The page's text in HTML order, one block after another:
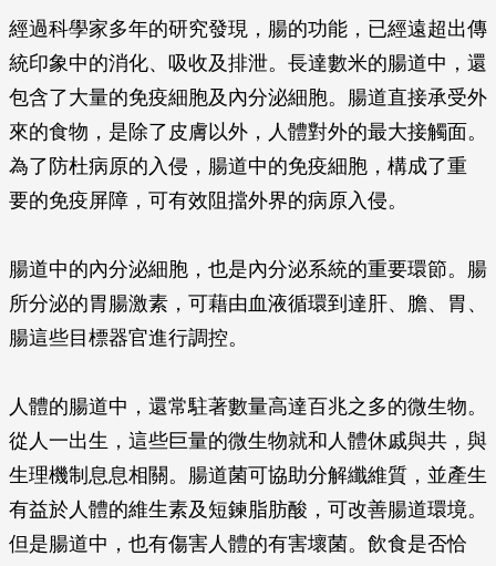
經過科學家多年的研究發現，腸的功能，已經遠超出傳
統印象中的消化、吸收及排泄。長達數米的腸道中，還
包含了大量的免疫細胞及內分泌細胞。腸道直接承受外
來的食物，是除了皮膚以外，人體對外的最大接觸面。
為了防杜病原的入侵，腸道中的免疫細胞，構成了重
要­的免疫屏障，可有效阻擋外界的病原入侵。
腸道中的內分泌細胞，也是內分泌系統的重要環節。腸
所分泌的胃腸激素，可藉由血液循環到達肝、膽、胃、
腸這些目標器官進行調控。
人體的腸道中，還常駐著數量高達百兆之多的微生物。
從人一出生，這些巨量的微生物就和人體休戚與共，與
生理機制息息相關。腸道菌可協助分解纖維質，並產生
有益於人體的維生素及短鍊脂肪酸，可改善腸道環境。
但是腸道中，也有傷害人體的有害壞菌。飲食是否恰